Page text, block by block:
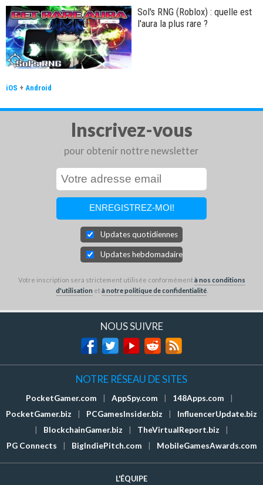
Sol's RNG (Roblox) : quelle est
l'aura la plus rare ?
iOS + Android
Inscrivez-vous
pour obtenir nottre newsletter
Updates quotidiennes
Updates hebdomadaires
Votre inscription sera strictement utilisée conformémentà nos conditions
d'utilisation età notre politique de confidentialité.
NOUS SUIVRE
NOTRE RÉSEAU DE SITES
PocketGamer.com AppSpy.com 148Apps.com
PocketGamer.biz
PCGamesInsider.biz
InfluencerUpdate.biz
BlockchainGamer.biz TheVirtualReport.biz
PG Connects
BigIndiePitch.com MobileGamesAwards.com
L'ÉQUIPE